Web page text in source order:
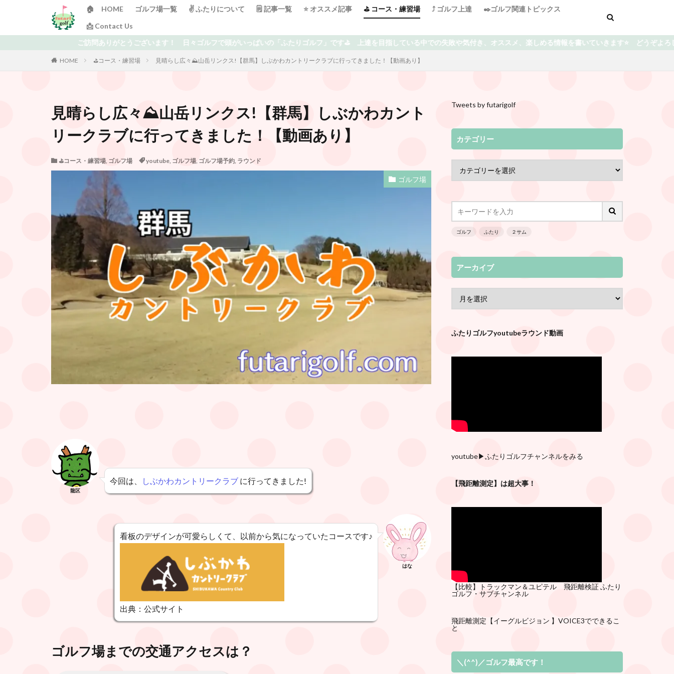
🏠 HOME ゴルフ場一覧 ✌️ ふたりについて 🗒 記事一覧 ⭐️ オススメ記事 ⛳️ コース・練習場 ⤴️ ゴルフ上達
✒️ゴルフ関連トピックス
📩 Contact Us
ご訪問ありがとうございます！ 日々ゴルフで頭がいっぱいの「ふたりゴルフ」です⛳️ 上達を目指している中での失敗や気付き、オススメ、楽しめる情報を書いていきます⭐️ どうぞよろしくお願い致します😀
HOME ⛳️コース・練習場 見晴らし広々⛰山岳リンクス!【群馬】しぶかわカントリークラブに行ってきました！【動画あり】
見晴らし広々⛰山岳リンクス!【群馬】しぶかわカント
リークラブに行ってきました！【動画あり】
⛳️コース・練習場, ゴルフ場 youtube, ゴルフ場, ゴルフ場予約, ラウンド
ゴルフ場
龍区
今回は、 しぶかわカントリークラブ に行ってきました!
看板のデザインが可愛らしくて、以前から気になっていたコースです♪
出典：公式サイト
はな
ゴルフ場までの交通アクセスは？
Tweets by futarigolf
カテゴリー
ゴルフ ふたり ２サム
アーカイブ
ふたりゴルフyoutubeラウンド動画
youtube▶︎ふたりゴルフチャンネルをみる
【飛距離測定】は超大事！
【比較】トラックマン＆ユピテル 飛距離検証ふたり
ゴルフ・サブチャンネル
飛距離測定 【イーグルビジョン 】VOICE3でできるこ
と
＼(^^)／ゴルフ最高です！